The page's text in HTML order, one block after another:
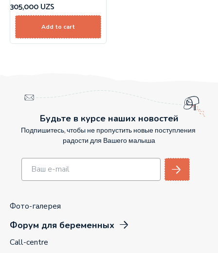
305,000UZS
Add to cart
Будьте в курсе наших новостей
Подпишитесь, чтобы не пропустить новые поступления
радости для Вашего малыша
Фото-галерея
Форум для беременных
Call-centre